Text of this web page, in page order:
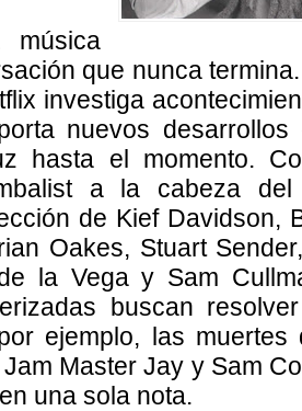
que nunca
investiga
nuevos
hasta el momento.
a la cabeza
de Kief Davidson,
Oakes, Stuart
la Vega y Sam
buscan
ejemplo, las muertes
Master Jay y Sam
una sola nota.